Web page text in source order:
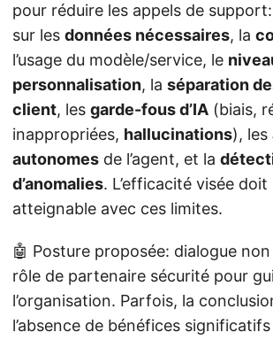
pour réduire les appels de
sur les données nécessaires, la
l’usage du modèle/service, le
personnalisation, la séparation
client, les garde-fous d’IA (biais,
inappropriées, hallucinations), les
autonomes de l’agent, et la
d’anomalies. L’efficacité visée
atteignable avec ces limites.
🤖 Posture proposée: dialogue
rôle de partenaire sécurité pour
l’organisation. Parfois, la
l’absence de bénéfices